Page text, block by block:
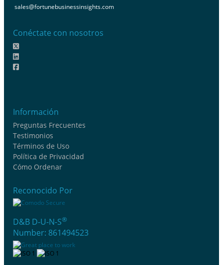
sales@fortunebusinessinsights.com
Conéctate con nosotros
Información
Preguntas Frecuentes
Testimonios
Términos de Uso
Política de Privacidad
Cómo Ordenar
Reconocido Por
D&B D-U-N-S®
Number: 861494523